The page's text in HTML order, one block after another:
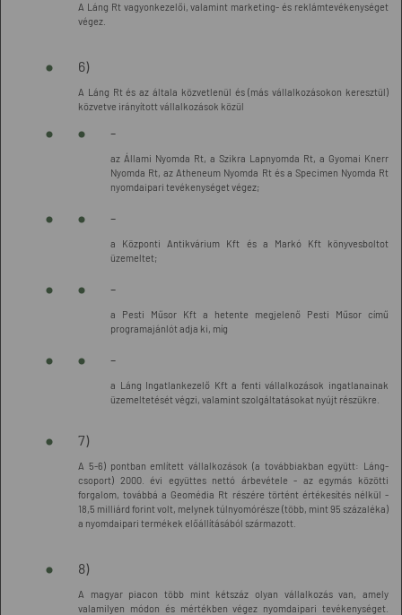
A Láng Rt vagyonkezelői, valamint marketing- és reklámtevékenységet
végez.
6)
A Láng Rt és az általa közvetlenül és (más vállalkozásokon keresztül)
közvetve irányított vállalkozások közül
-
az Állami Nyomda Rt, a Szikra Lapnyomda Rt, a Gyomai Knerr
Nyomda Rt, az Atheneum Nyomda Rt és a Specimen Nyomda Rt
nyomdaipari tevékenységet végez;
-
a Központi Antikvárium Kft és a Markó Kft könyvesboltot
üzemeltet;
-
a Pesti Műsor Kft a hetente megjelenő Pesti Műsor című
programajánlót adja ki, míg
-
a Láng Ingatlankezelő Kft a fenti vállalkozások ingatlanainak
üzemeltetését végzi, valamint szolgáltatásokat nyújt részükre.
7)
A 5-6) pontban említett vállalkozások (a továbbiakban együtt: Láng-
csoport) 2000. évi együttes nettó árbevétele - az egymás közötti
forgalom, továbbá a Geomédia Rt részére történt értékesítés nélkül -
18,5 milliárd forint volt, melynek túlnyomórésze (több, mint 95 százaléka)
a nyomdaipari termékek előállításából származott.
8)
A magyar piacon több mint kétszáz olyan vállalkozás van, amely
valamilyen módon és mértékben végez nyomdaipari tevékenységet.